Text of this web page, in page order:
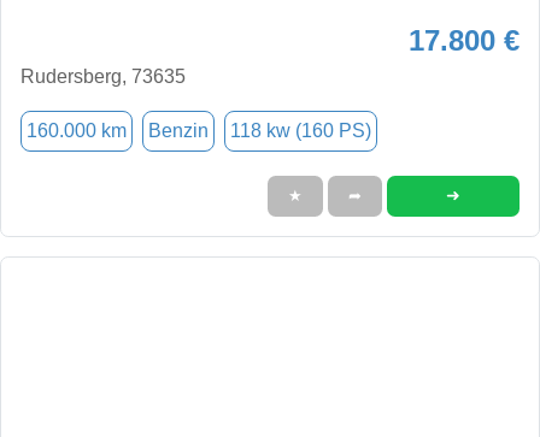
17.800 €
Rudersberg, 73635
160.000 km Benzin 118 kw (160 PS)
★ ➦ ➜